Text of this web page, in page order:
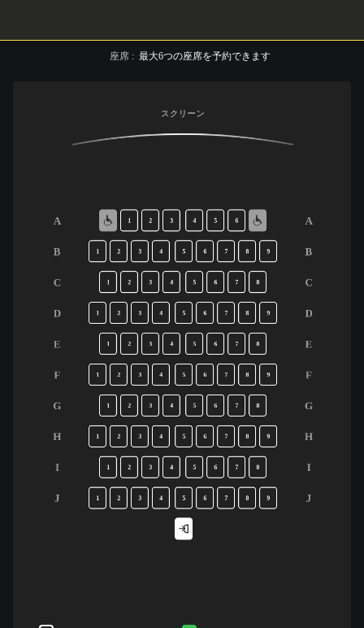
座席 : 最大6つの座席を予約できます
スクリーン
A
B
C
D
E
F
G
H
I
J
A
B
C
D
E
F
G
H
I
J
1 2 3 4 5 6
2 3 4 5 6 7 8 9
1 2 3 4 5 6 7 8
1 2 3 4 5 6 7 8 9
1 2 3 4 5 6 7 8
1 2 3 4 5 6 7 8 9
1 2 3 4 5 6 7 8
1 2 3 4 5 6 7 8 9
1 2 3 4 5 6 7 8
1 2 3 4 5 6 7 8 9